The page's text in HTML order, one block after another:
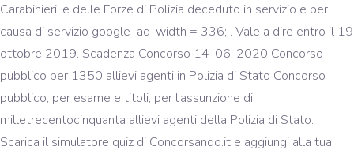
Carabinieri, e delle Forze di Polizia deceduto in servizio e per
causa di servizio google_ad_width = 336; . Vale a dire entro il 19
ottobre 2019. Scadenza Concorso 14-06-2020 Concorso
pubblico per 1350 allievi agenti in Polizia di Stato Concorso
pubblico, per esame e titoli, per l'assunzione di
milletrecentocinquanta allievi agenti della Polizia di Stato.
Scarica il simulatore quiz di Concorsando.it e aggiungi alla tua